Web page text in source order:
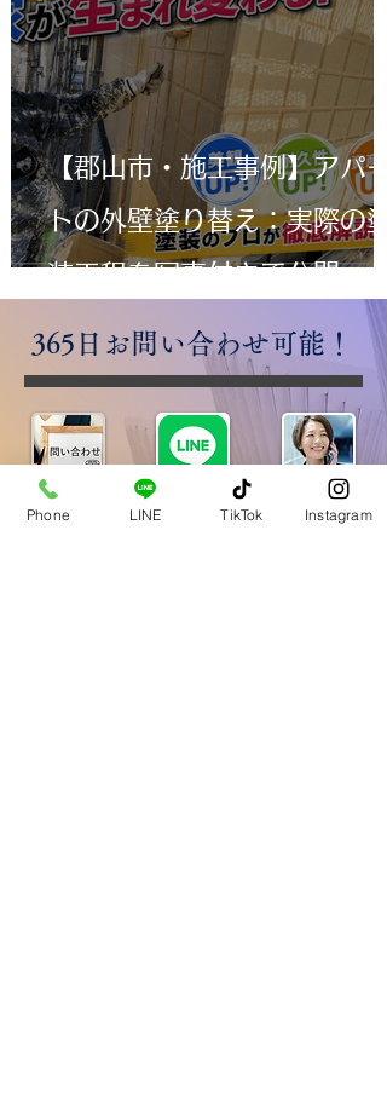
【郡山市・施工事例】アパー
トの外壁塗り替え：実際の塗
装工程を写真付きで公開
​365日お問い合わせ可能！
​【お問い合わせフォーム】​【公式ＬＩＮＥ】 ​【電話で問い合わせ】
Phone LINE TikTok Instagram